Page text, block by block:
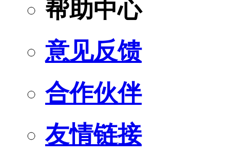
帮助中心
意见反馈
合作伙伴
友情链接